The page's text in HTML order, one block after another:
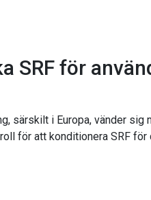
SRF för
särskilt i Europa, vänder
för att konditionera SRF